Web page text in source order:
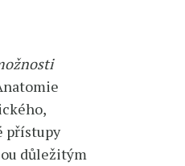
přístupy
důležitým